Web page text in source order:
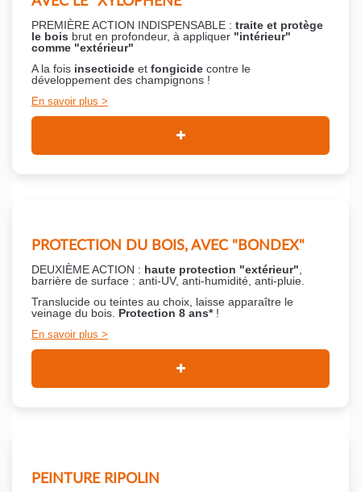
PREMIÈRE ACTION INDISPENSABLE : traite et protège
le bois brut en profondeur, à appliquer "intérieur"
comme "extérieur"
A la fois insecticide et fongicide contre le
développement des champignons !
En savoir plus
PROTECTION DU BOIS, AVEC "BONDEX"
DEUXIÈME ACTION : haute protection "extérieur"
barrière de surface : anti-UV, anti-humidité, anti-pluie.
Translucide ou teintes au choix, laisse apparaître le
veinage du bois. Protection 8 ans*!
En savoir plus
PEINTURE RIPOLIN